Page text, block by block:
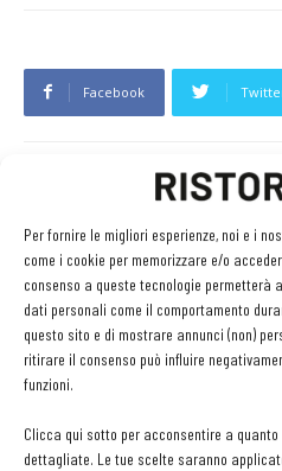
Per fornire le migliori esperienze, noi e i
come i cookie per memorizzare e/o
consenso a queste tecnologie permetterà
dati personali come il comportamento
questo sito e di mostrare annunci (non)
ritirare il consenso può influire
funzioni.
Clicca qui sotto per acconsentire a
dettagliate. Le tue scelte saranno
Facebook
LEGGI ANCHE
Bisol1542 Brut,
Docg, Bisol